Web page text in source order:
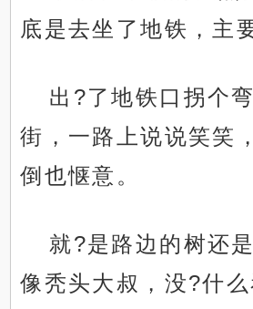
底是去坐了地铁，主
出?了地铁口拐个
街，一路上说说笑笑
倒也惬意。
就?是路边的树还
像秃头大叔，没?什